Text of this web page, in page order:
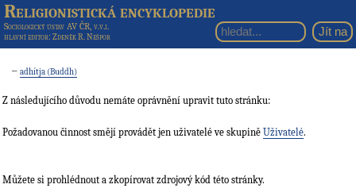
Religionistická encyklopedie
Sociologický ústav AV ČR, v.v.i.
hlavní editor: Zdeněk R. Nešpor
←adhítja (Buddh)
Z následujícího důvodu nemáte oprávnění upravit tuto stránku:
Požadovanou činnost smějí provádět jen uživatelé ve skupině Uživatelé.
Můžete si prohlédnout a zkopírovat zdrojový kód této stránky.